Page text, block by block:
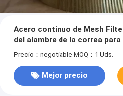
Acero continuo de Mesh
del alambre de la correa
la producción del plástico del
Precio：negotiable MOQ：1 Uds.
Mejor precio